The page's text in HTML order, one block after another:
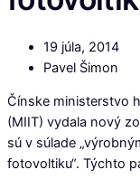
19 júla, 2014
Pavel Šimon
Čínske ministerstvo
(MIIT) vydala nový
sú v súlade
fotovoltiku“. Týchto